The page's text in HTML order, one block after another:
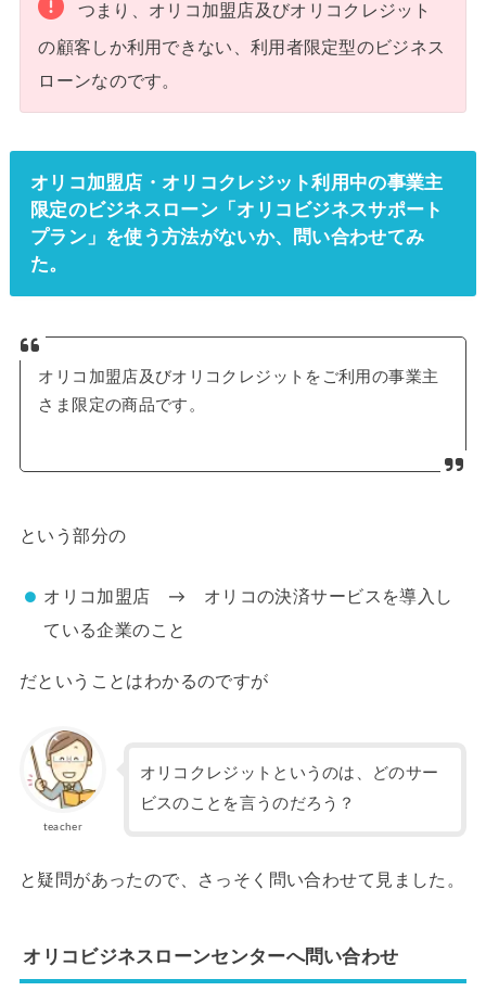
つまり、オリコ加盟店及びオリコクレジット
の顧客しか利用できない、利用者限定型のビジネス
ローンなのです。
オリコ加盟店・オリコクレジット利用中の事業主
限定のビジネスローン「オリコビジネスサポート
プラン」を使う方法がないか、問い合わせてみ
た。
オリコ加盟店及びオリコクレジットをご利用の事業主
さま限定の商品です。
という部分の
オリコ加盟店 → オリコの決済サービスを導入し
ている企業のこと
だということはわかるのですが
teacher
オリコクレジットというのは、どのサー
ビスのことを言うのだろう？
と疑問があったので、さっそく問い合わせて見ました。
オリコビジネスローンセンターへ問い合わせ